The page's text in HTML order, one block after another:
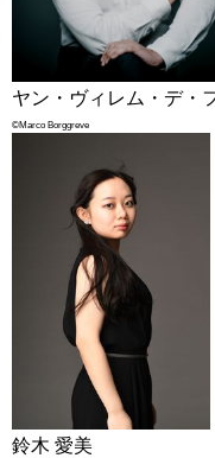
ヤン・ヴィレム・デ・
©Marco Borggreve
鈴木 愛美